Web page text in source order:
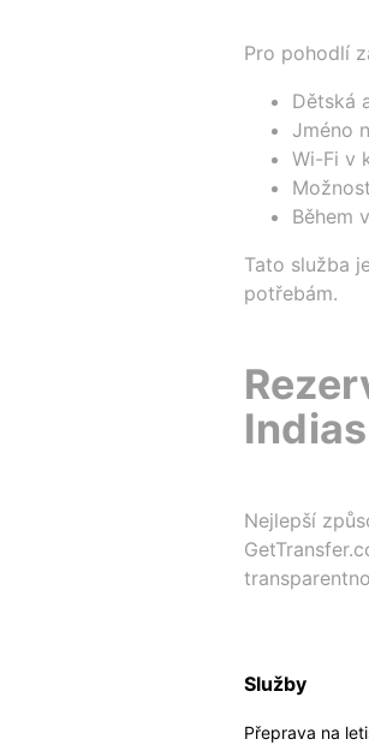
Pro pohodlí
Dětská
Jméno
Wi-Fi v
Během
Tato služba
potřebám.
Nejlepší
Služby
Přeprava na